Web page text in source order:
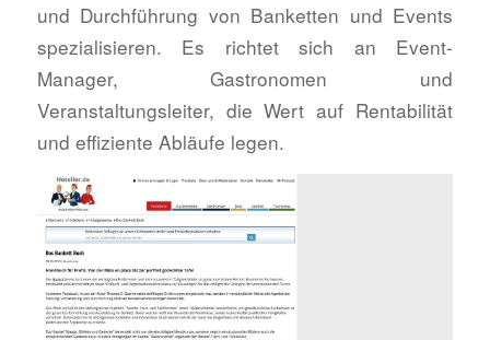
und Durchführung von Banketten und Events
spezialisieren. Es richtet sich an Event-
Manager, Gastronomen und
Veranstaltungsleiter, die Wert auf Rentabilität
und effiziente Abläufe legen.